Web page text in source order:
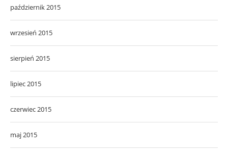
październik 2015
wrzesień 2015
sierpień 2015
lipiec 2015
czerwiec 2015
maj 2015